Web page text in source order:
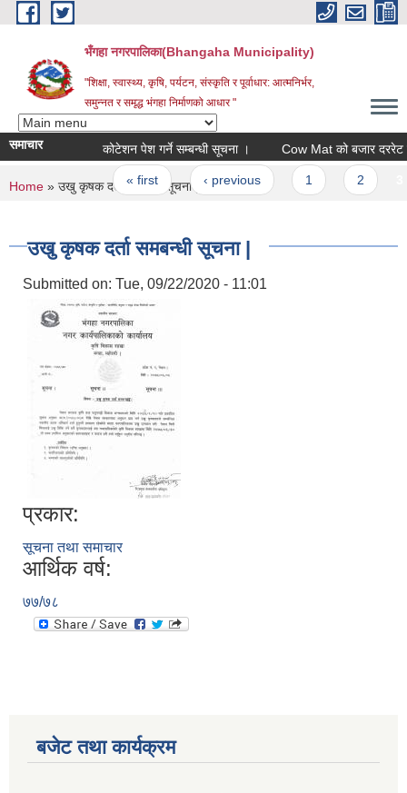
Skip to main content
भँगहा नगरपालिका(Bhangaha Municipality)
"शिक्षा, स्वास्थ्य, कृषि, पर्यटन, संस्कृति र पूर्वाधार: आत्मनिर्भर,
समुन्नत र समृद्ध भंगहा निर्माणको आधार "
समाचार कोटेशन पेश गर्ने सम्बन्धी सूचना । Cow Mat को बजार दररेट पेश
Pages
« first ‹ previous
You are here
Home » उखु कृषक दर्ता समबन्धी सूचना |
उखु कृषक दर्ता समबन्धी सूचना |
Submitted on: Tue, 09/22/2020 - 11:01
प्रकार:
सूचना तथा समाचार
आर्थिक वर्ष:
७७/७८
बजेट तथा कार्यक्रम